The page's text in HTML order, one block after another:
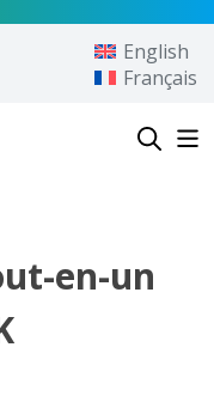
English
Français
en-un